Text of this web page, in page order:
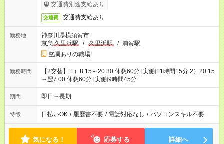
交通費別途支給あり
交通費 交通費支給あり
勤務地
神奈川県横須賀市
京急 久里浜駅 / 久里浜駅 / 浦賀駅
空調ありの職場!
勤務時間
【2交替】 1）8:15～20:30 休憩60分 [実働]11時間15分 2）20:15
～翌7:00 休憩60分 [実働]9時間45分
期間 即日～長期
特徴 日払いOK / 履歴書不要 / 電話対応なし / パソコンスキル不要
気になる！ 応募する 詳細へ